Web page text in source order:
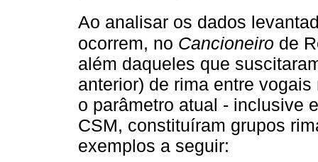
Ao analisar os dados
ocorrem, no Cancioneiro de
além daqueles que
anterior) de rima entre
o parâmetro atual - inclusive
CSM, constituíram grupos
exemplos a seguir: